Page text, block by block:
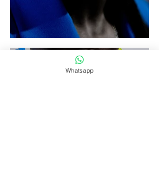
Whatsapp